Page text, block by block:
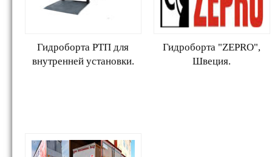
Гидроборта РТП для
внутренней установки.
Гидроборта "ZEPRO",
Швеция.